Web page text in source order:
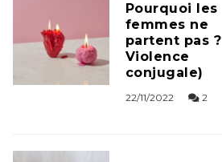
Pourquoi les
femmes ne
partent pas
Violence
conjugale)
22/11/2022 2